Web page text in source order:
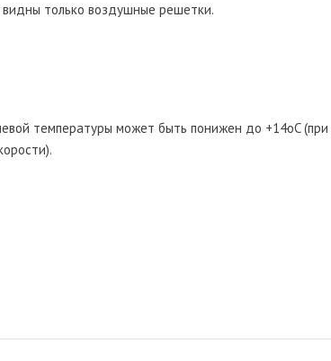
только воздушные решетки.
температуры может быть понижен до +14oC